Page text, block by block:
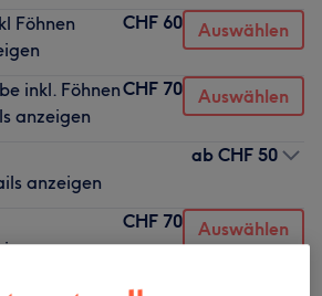
Föhnen
CHF 60 Auswählen
inkl. Föhnen
anzeigen
CHF 70 Auswählen
anzeigen
ab CHF 50
CHF 70 Auswählen